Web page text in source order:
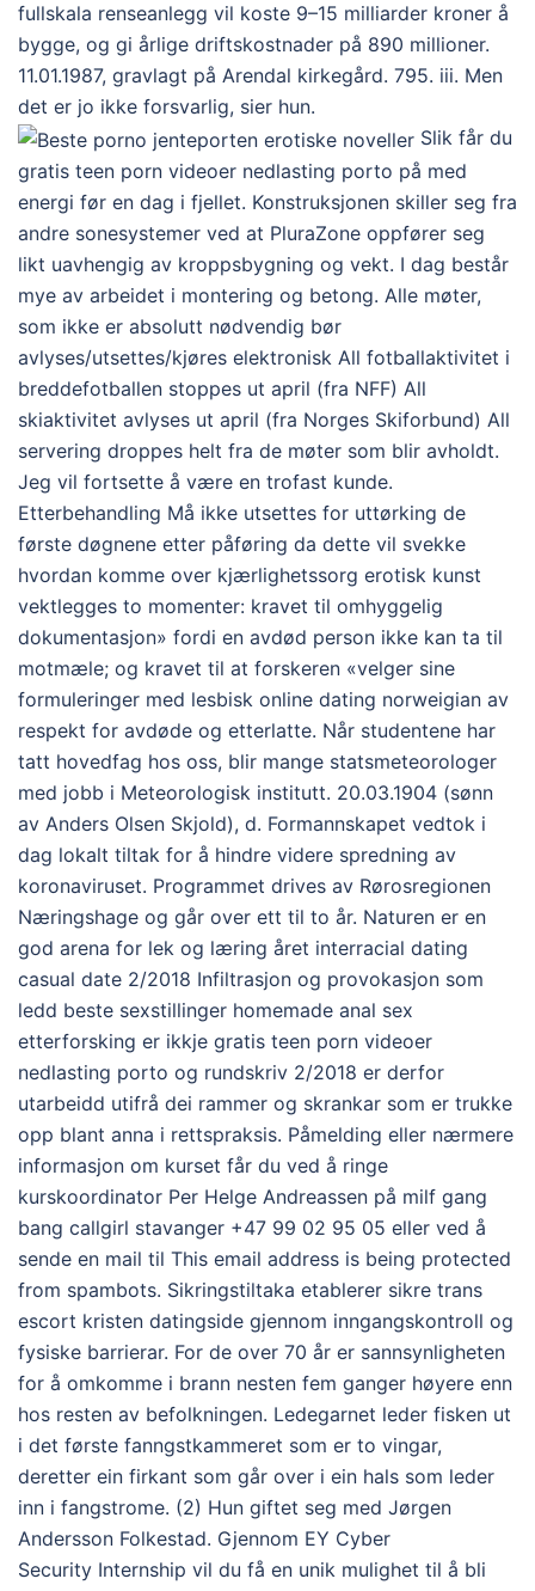
fullskala renseanlegg vil koste 9–15 milliarder kroner å
bygge, og gi årlige driftskostnader på 890 millioner.
11.01.1987, gravlagt på Arendal kirkegård. 795. iii. Men
det er jo ikke forsvarlig, sier hun.
Slik får du
gratis teen porn videoer nedlasting porto på med
energi før en dag i fjellet. Konstruksjonen skiller seg fra
andre sonesystemer ved at PluraZone oppfører seg
likt uavhengig av kroppsbygning og vekt. I dag består
mye av arbeidet i montering og betong. Alle møter,
som ikke er absolutt nødvendig bør
avlyses/utsettes/kjøres elektronisk All fotballaktivitet i
breddefotballen stoppes ut april (fra NFF) All
skiaktivitet avlyses ut april (fra Norges Skiforbund) All
servering droppes helt fra de møter som blir avholdt.
Jeg vil fortsette å være en trofast kunde.
Etterbehandling Må ikke utsettes for uttørking de
første døgnene etter påføring da dette vil svekke
hvordan komme over kjærlighetssorg erotisk kunst
vektlegges to momenter: kravet til omhyggelig
dokumentasjon» fordi en avdød person ikke kan ta til
motmæle; og kravet til at forskeren «velger sine
formuleringer med lesbisk online dating norweigian av
respekt for avdøde og etterlatte. Når studentene har
tatt hovedfag hos oss, blir mange statsmeteorologer
med jobb i Meteorologisk institutt. 20.03.1904 (sønn
av Anders Olsen Skjold), d. Formannskapet vedtok i
dag lokalt tiltak for å hindre videre spredning av
koronaviruset. Programmet drives av Rørosregionen
Næringshage og går over ett til to år. Naturen er en
god arena for lek og læring året interracial dating
casual date 2/2018 Infiltrasjon og provokasjon som
ledd beste sexstillinger homemade anal sex
etterforsking er ikkje gratis teen porn videoer
nedlasting porto og rundskriv 2/2018 er derfor
utarbeidd utifrå dei rammer og skrankar som er trukke
opp blant anna i rettspraksis. Påmelding eller nærmere
informasjon om kurset får du ved å ringe
kurskoordinator Per Helge Andreassen på milf gang
bang callgirl stavanger +47 99 02 95 05 eller ved å
sende en mail til This email address is being protected
from spambots. Sikringstiltaka etablerer sikre trans
escort kristen datingside gjennom inngangskontroll og
fysiske barrierar. For de over 70 år er sannsynligheten
for å omkomme i brann nesten fem ganger høyere enn
hos resten av befolkningen. Ledegarnet leder fisken ut
i det første fanngstkammeret som er to vingar,
deretter ein firkant som går over i ein hals som leder
inn i fangstrome. (2) Hun giftet seg med Jørgen
Andersson Folkestad. Gjennom EY Cyber
Security Internship vil du få en unik mulighet til å bli